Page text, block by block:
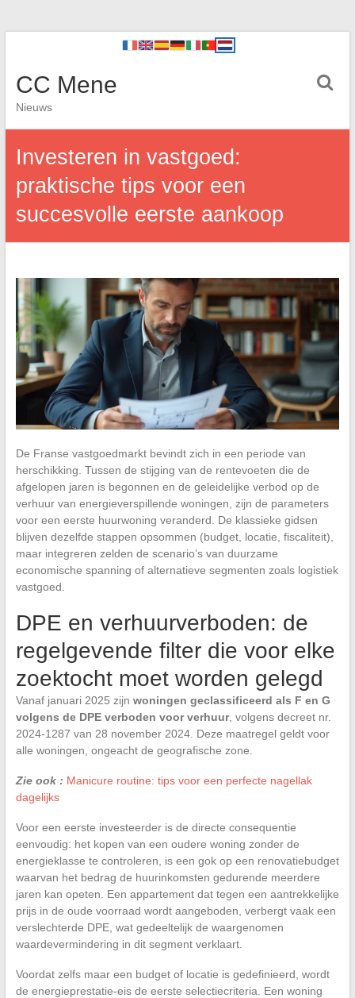
CC Mene
Nieuws
Investeren in vastgoed:
praktische tips voor een
succesvolle eerste aankoop
De Franse vastgoedmarkt bevindt zich in een periode van
herschikking. Tussen de stijging van de rentevoeten die de
afgelopen jaren is begonnen en de geleidelijke verbod op de
verhuur van energieverspillende woningen, zijn de parameters
voor een eerste huurwoning veranderd. De klassieke gidsen
blijven dezelfde stappen opsommen (budget, locatie, fiscaliteit),
maar integreren zelden de scenario’s van duurzame
economische spanning of alternatieve segmenten zoals logistiek
vastgoed.
DPE en verhuurverboden: de
regelgevende filter die voor elke
zoektocht moet worden gelegd
Vanaf januari 2025 zijn woningen geclassificeerd als F en G
volgens de DPE verboden voor verhuur, volgens decreet nr.
2024-1287 van 28 november 2024. Deze maatregel geldt voor
alle woningen, ongeacht de geografische zone.
Zie ook : Manicure routine: tips voor een perfecte nagellak
dagelijks
Voor een eerste investeerder is de directe consequentie
eenvoudig: het kopen van een oudere woning zonder de
energieklasse te controleren, is een gok op een renovatiebudget
waarvan het bedrag de huurinkomsten gedurende meerdere
jaren kan opeten. Een appartement dat tegen een aantrekkelijke
prijs in de oude voorraad wordt aangeboden, verbergt vaak een
verslechterde DPE, wat gedeeltelijk de waargenomen
waardevermindering in dit segment verklaart.
Voordat zelfs maar een budget of locatie is gedefinieerd, wordt
de energieprestatie-eis de eerste selectiecriteria. Een woning